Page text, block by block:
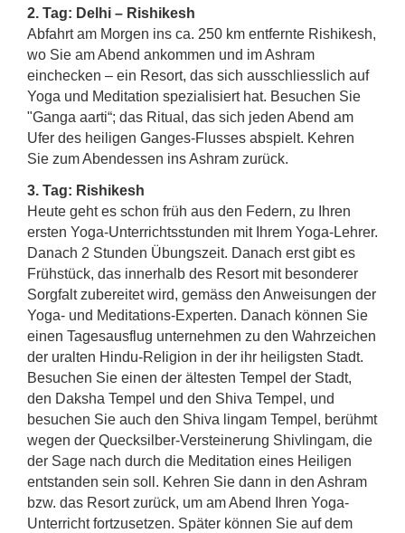
2. Tag: Delhi – Rishikesh
Abfahrt am Morgen ins ca. 250 km entfernte Rishikesh,
wo Sie am Abend ankommen und im Ashram
einchecken – ein Resort, das sich ausschliesslich auf
Yoga und Meditation spezialisiert hat. Besuchen Sie
"Ganga aarti“; das Ritual, das sich jeden Abend am
Ufer des heiligen Ganges-Flusses abspielt. Kehren
Sie zum Abendessen ins Ashram zurück.
3. Tag: Rishikesh
Heute geht es schon früh aus den Federn, zu Ihren
ersten Yoga-Unterrichtsstunden mit Ihrem Yoga-Lehrer.
Danach 2 Stunden Übungszeit. Danach erst gibt es
Frühstück, das innerhalb des Resort mit besonderer
Sorgfalt zubereitet wird, gemäss den Anweisungen der
Yoga- und Meditations-Experten. Danach können Sie
einen Tagesausflug unternehmen zu den Wahrzeichen
der uralten Hindu-Religion in der ihr heiligsten Stadt.
Besuchen Sie einen der ältesten Tempel der Stadt,
den Daksha Tempel und den Shiva Tempel, und
besuchen Sie auch den Shiva lingam Tempel, berühmt
wegen der Quecksilber-Versteinerung Shivlingam, die
der Sage nach durch die Meditation eines Heiligen
entstanden sein soll. Kehren Sie dann in den Ashram
bzw. das Resort zurück, um am Abend Ihren Yoga-
Unterricht fortzusetzen. Später können Sie auf dem